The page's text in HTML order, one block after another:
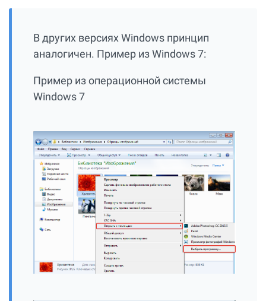
В других версиях Windows принцип
аналогичен. Пример из Windows 7:
Пример из операционной системы
Windows 7